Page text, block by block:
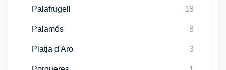
Palafrugell 18
Palamós 8
Platja d'Aro 3